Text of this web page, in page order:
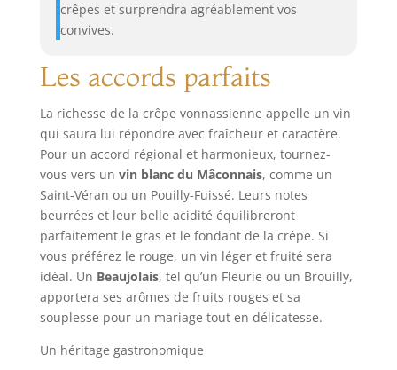
crêpes et surprendra agréablement vos
convives.
Les accords parfaits
La richesse de la crêpe vonnassienne appelle un vin
qui saura lui répondre avec fraîcheur et caractère.
Pour un accord régional et harmonieux, tournez-
vous vers un vin blanc du Mâconnais, comme un
Saint-Véran ou un Pouilly-Fuissé. Leurs notes
beurrées et leur belle acidité équilibreront
parfaitement le gras et le fondant de la crêpe. Si
vous préférez le rouge, un vin léger et fruité sera
idéal. Un Beaujolais, tel qu’un Fleurie ou un Brouilly,
apportera ses arômes de fruits rouges et sa
souplesse pour un mariage tout en délicatesse.
Un héritage gastronomique